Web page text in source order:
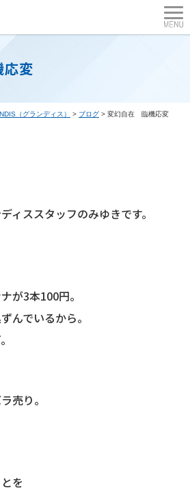
変
（グランディス） > ブログ > 変幻自在 臨機応変
ィススタッフのみゆきです。
が3本100円。
んでいるから。
売り。
を